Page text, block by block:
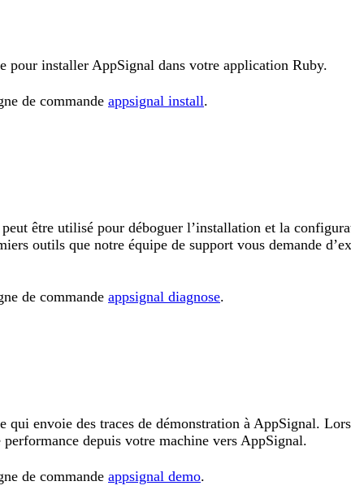
pour installer AppSignal dans votre application Ruby.
de commande appsignal install.
être utilisé pour déboguer l’installation et la
outils que notre équipe de support vous demande
de commande appsignal diagnose.
qui envoie des traces de démonstration à AppSignal.
performance depuis votre machine vers AppSignal.
de commande appsignal demo.